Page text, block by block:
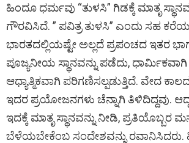
ಹಿಂದೂ ಧರ್ಮವು “ತುಳಸಿ” ಗಿಡಕ್ಕೆ ಮಾತೃ
ಗೌರವಿಸಿದೆ. ” ಪವಿತ್ರ ತುಳಸಿ” ಎಂದು ಸಹ
ಭಾರತದಲ್ಲಿಯಷ್ಟೇ ಅಲ್ಲದೆ ಪ್ರಪಂಚದ ಇತರ
ಪೂಜ್ಯನೀಯ ಸ್ಥಾನವನ್ನು ಪಡೆದು, ಧಾರ್ಮಿಕವಾಗಿ
ಆಧ್ಯಾತ್ಮಿಕವಾಗಿ ಪರಿಗಣಿಸಲ್ಪಡುತ್ತಿದೆ. ವೇದ
ಇದರ ಪ್ರಯೋಜನಗಳು ಚೆನ್ನಾಗಿ ತಿಳಿದಿದ್ದವು.
ಇದಕ್ಕೆ ಮಾತೃ ಸ್ಥಾನವನ್ನು ನೀಡಿ, ಪ್ರತಿಯೊಬ್ಬರ
ಬೆಳೆಯಬೇಕೆಂಬ ಸಂದೇಶವನ್ನು ರವಾನಿಸಿದರು.